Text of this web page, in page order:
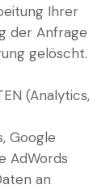
Ihrer
der Anfrage
gelöscht.
(Analytics,
Google
AdWords
an